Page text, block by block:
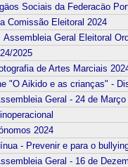
Sociais da Federacäo
Comissão Eleitoral 2024
Geral Eleitoral
2025
de Artes Marciais
"O Aikido e as crianças" -
Geral - 24 de Março
2024
- Prevenir e para o
Geral - 16 de